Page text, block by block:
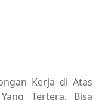
Kerja di Atas
Tertera, Bisa